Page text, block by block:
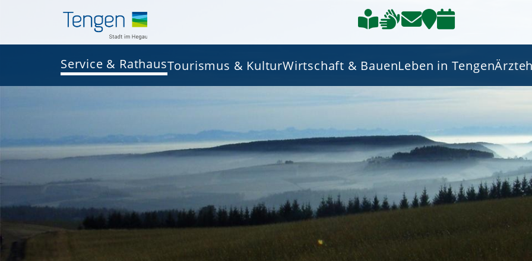
Service & RathausTourismus & KulturWirtschaft & BauenLeben in Tengen